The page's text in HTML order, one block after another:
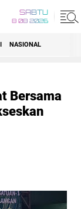
SABTU
8 08 2026
NASIONAL
Bersama